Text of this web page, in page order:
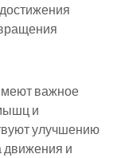
важное
и
улучшению
и